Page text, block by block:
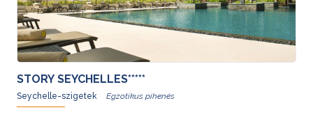
STORY SEYCHELLES*****
Seychelle-szigetek